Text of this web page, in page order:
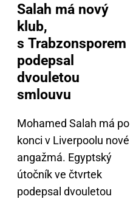
Salah má nový
klub,
s Trabzonsporem
podepsal
dvouletou
smlouvu
Mohamed Salah má po
konci v Liverpoolu nové
angažmá. Egyptský
útočník ve čtvrtek
podepsal dvouletou